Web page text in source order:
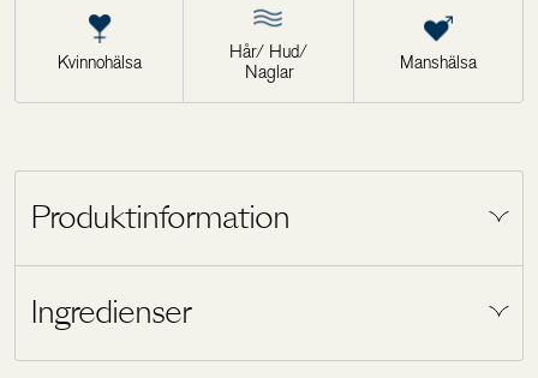
Kvinnohälsa
Hår/ Hud/
Naglar
Manshälsa
Produktinformation
Säkra ditt näringsintag med omfattande,
högkvalitativ näring. Vårt favoritkit är en perfekt
present eller julklapp – både till dig själv eller
Ingredienser